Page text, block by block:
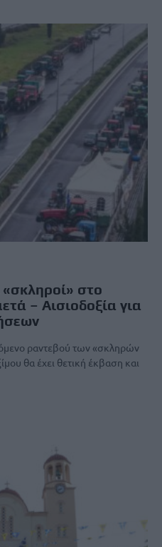
στο
– Αισιοδοξία για
ραντεβού των «σκληρών
θα έχει θετική έκβαση και